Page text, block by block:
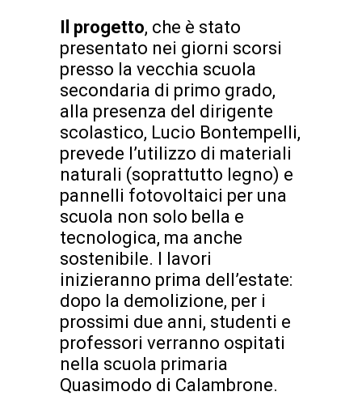
Il progetto, che è stato
presentato nei giorni scorsi
presso la vecchia scuola
secondaria di primo grado,
alla presenza del dirigente
scolastico, Lucio Bontempelli,
prevede l’utilizzo di materiali
naturali (soprattutto legno) e
pannelli fotovoltaici per una
scuola non solo bella e
tecnologica, ma anche
sostenibile. I lavori
inizieranno prima dell’estate:
dopo la demolizione, per i
prossimi due anni, studenti e
professori verranno ospitati
nella scuola primaria
Quasimodo di Calambrone.